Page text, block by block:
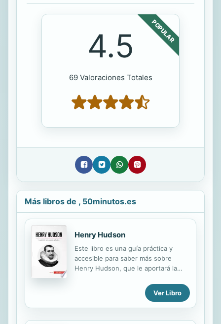
POPULAR
4.5
69 Valoraciones Totales
Más libros de , 50minutos.es
Henry Hudson
Este libro es una guía práctica y
accesible para saber más sobre
Henry Hudson, que le aportará la
ganar tiempo. En tan solo 50 minutos
usted podrá: • Conocer más en
profundidad a Henry Hudson, marino
Ver Libro